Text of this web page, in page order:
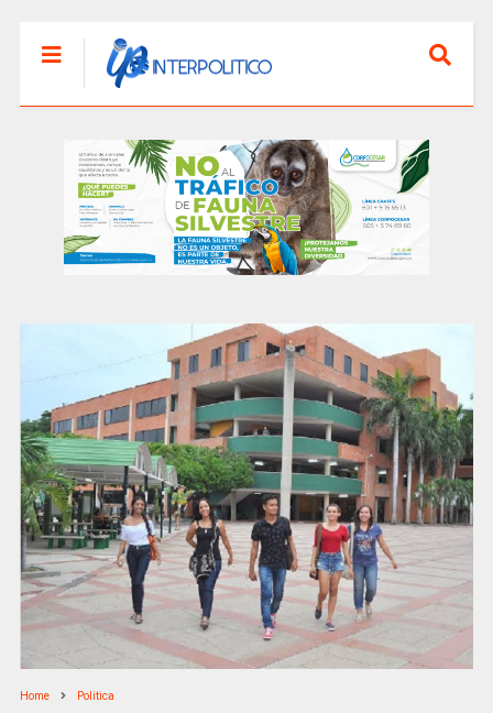
Home Politica